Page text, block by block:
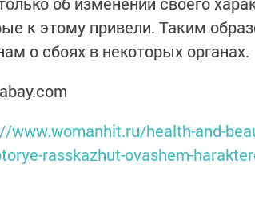
к этому привели. Таким
о сбоях в некоторых органах.
www.womanhit.ru/health-and-
rasskazhut-ovashem-